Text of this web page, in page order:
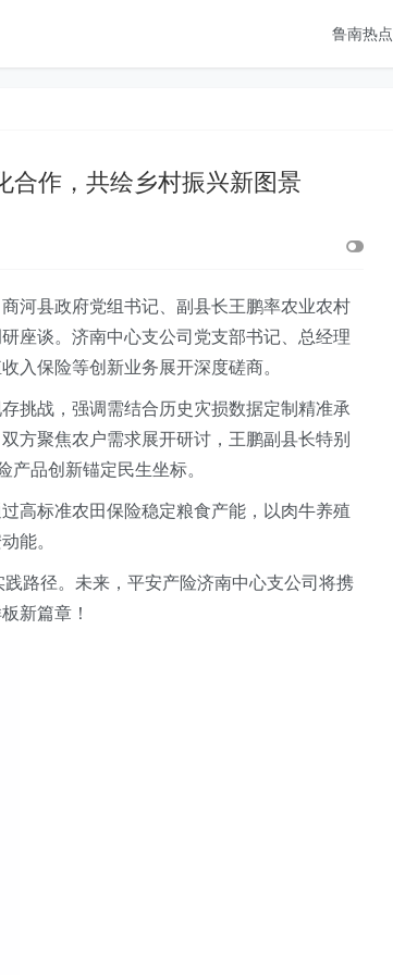
鲁南热点
合作，共绘乡村振兴新图景
商河县政府党组书记、副县长王鹏率农业农村
座谈。济南中心支公司 党支部书记、总经理
入保险等创新业务展开深度磋商。
挑战，强调需结合历史灾损数据定制精准承
方聚焦农户需求展开研讨，王鹏副县长特别
产品创新锚定民生坐标。
高标准农田保险稳定粮食产能，以肉牛养殖
能。
践路径。未来，平安产险济南中心支公司 将携
新篇章！